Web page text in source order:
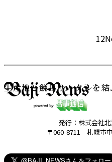
の
ー
ジ
12
生産地と競馬サークルを
発行：株式会社
〒060-8711 札幌市